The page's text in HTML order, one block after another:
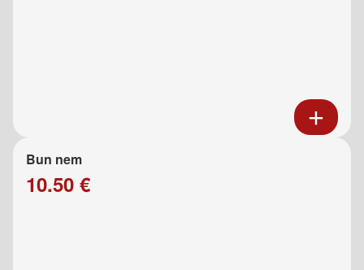
Bun nem
10.50 €